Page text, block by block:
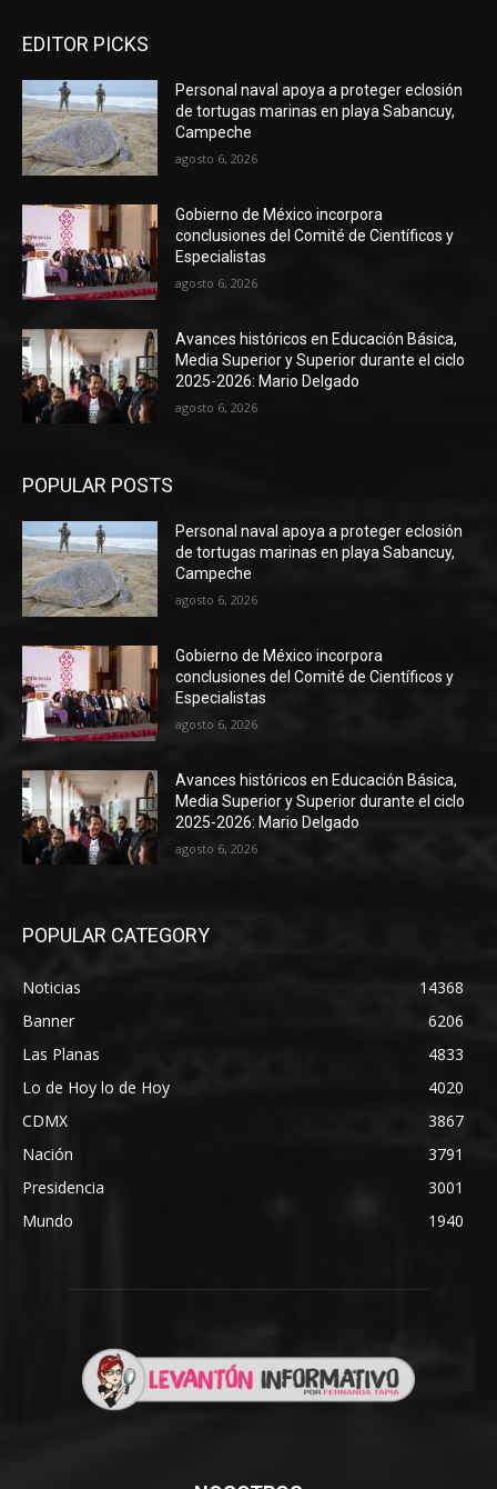
EDITOR PICKS
Personal naval apoya a proteger eclosión
de tortugas marinas en playa Sabancuy,
Campeche
agosto 6, 2026
Gobierno de México incorpora
conclusiones del Comité de Científicos y
Especialistas
agosto 6, 2026
Avances históricos en Educación Básica,
Media Superior y Superior durante el ciclo
2025-2026: Mario Delgado
agosto 6, 2026
POPULAR POSTS
Personal naval apoya a proteger eclosión
de tortugas marinas en playa Sabancuy,
Campeche
agosto 6, 2026
Gobierno de México incorpora
conclusiones del Comité de Científicos y
Especialistas
agosto 6, 2026
Avances históricos en Educación Básica,
Media Superior y Superior durante el ciclo
2025-2026: Mario Delgado
agosto 6, 2026
POPULAR CATEGORY
Noticias
14368
Banner
6206
Las Planas
4833
Lo de Hoy lo de Hoy
4020
CDMX
3867
Nación
3791
Presidencia
3001
Mundo
1940